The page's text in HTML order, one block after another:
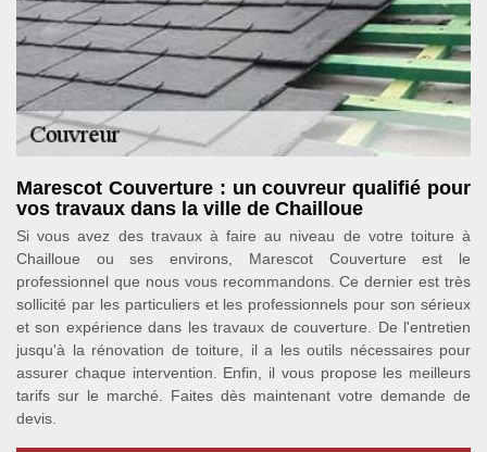
Marescot Couverture : un couvreur qualifié pour
vos travaux dans la ville de Chailloue
Si vous avez des travaux à faire au niveau de votre toiture à
Chailloue ou ses environs, Marescot Couverture est le
professionnel que nous vous recommandons. Ce dernier est très
sollicité par les particuliers et les professionnels pour son sérieux
et son expérience dans les travaux de couverture. De l'entretien
jusqu'à la rénovation de toiture, il a les outils nécessaires pour
assurer chaque intervention. Enfin, il vous propose les meilleurs
tarifs sur le marché. Faites dès maintenant votre demande de
devis.